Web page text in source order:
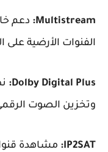
Multistream:
دعم
الفنوات الأرضية
Dolby Digital Plus:
وتخزين الصوت
IP2SAT: